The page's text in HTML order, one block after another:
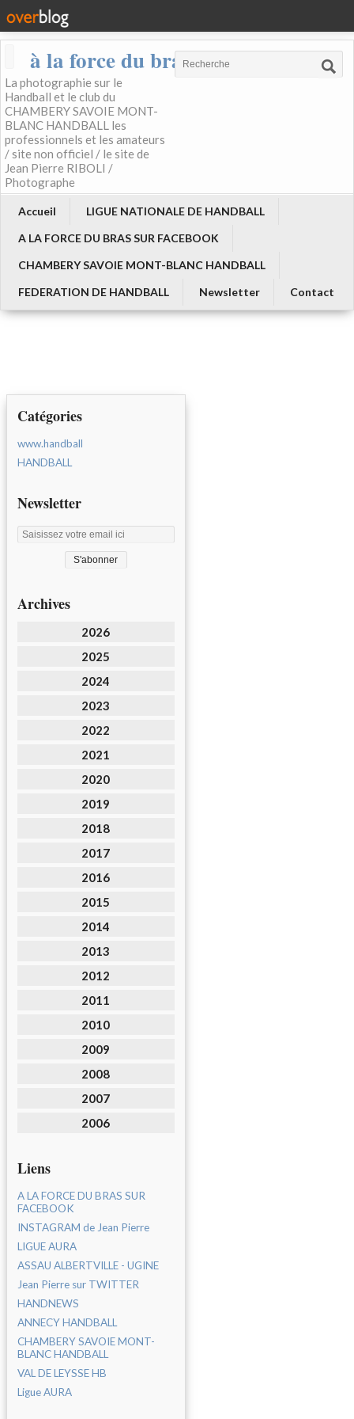
à la force du bras
La photographie sur le
Handball et le club du
CHAMBERY SAVOIE MONT-
BLANC HANDBALL les
professionnels et les amateurs
/ site non officiel / le site de
Jean Pierre RIBOLI /
Photographe
Accueil
LIGUE NATIONALE DE HANDBALL
A LA FORCE DU BRAS SUR FACEBOOK
CHAMBERY SAVOIE MONT-BLANC HANDBALL
FEDERATION DE HANDBALL
Newsletter Contact
Catégories
www.handball
HANDBALL
Newsletter
Archives
2026
2025
2024
2023
2022
2021
2020
2019
2018
2017
2016
2015
2014
2013
2012
2011
2010
2009
2008
2007
2006
Liens
A LA FORCE DU BRAS SUR
FACEBOOK
INSTAGRAM de Jean Pierre
LIGUE AURA
ASSAU ALBERTVILLE - UGINE
Jean Pierre sur TWITTER
HANDNEWS
ANNECY HANDBALL
CHAMBERY SAVOIE MONT-
BLANC HANDBALL
VAL DE LEYSSE HB
Ligue AURA